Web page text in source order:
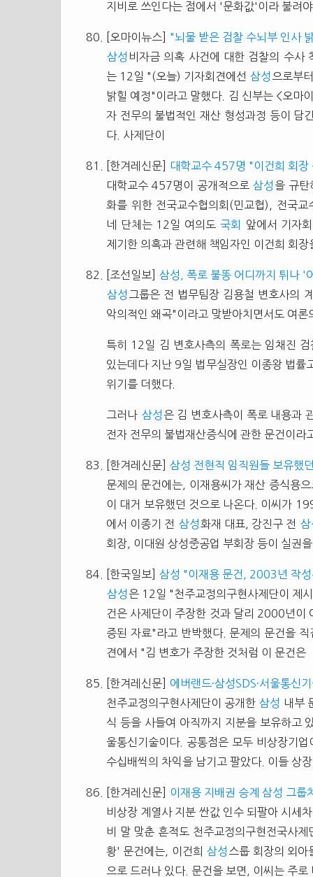
지비로 쓰인다는 점에서 '문화값'이라 불려
[오마이뉴스]
"뇌물 받은 검찰 수뇌부 인사
삼성 비자금 의혹 사건에 대한 검찰의 수사
는 12일 "(오늘) 기자회견에선 삼성 으로부
밝힐 예정"이라고 말했다. 김 신부는 <오마
자 전무의 불법적인 재산 형성과정 등이 담
다. 사제단이
[한겨레신문]
대학교수 457명 "이건희 회장
대학교수 457명이 공개적으로 삼성 을 규탄
화를 위한 전국교수협의회(민교협), 전국
네 단체는 12일 여의도 국회
앞에서 기자
제기한 의혹과 관련해 책임자인 이건희 회
[조선일보] 삼성, 폭로 불똥 어디까지 튀나 '
삼성 그룹은 전 법무팀장 김용철 변호사의
악의적인 왜곡"이라고 맞받아치면서도 여론
특히 12일 김 변호사측의 폭로는 임채진
있는데다 지난 9일 법무실장인 이종왕 법률
위기를 더했다.
그러나 삼성 은 김 변호사측이 폭로 내용과
전자 전무의 불법재산증식에 관한 문건이라
[한겨레신문] 삼성 전현직 임직원들 보유했
문제의 문건에는, 이재용씨가 재산 증식용
이 대거 보유했던 것으로 나온다. 이씨가
에서 이종기 전 삼성 화재 대표, 강진구 전 삼
회장, 이대원 상성중공업 부회장 등이 실권
[한국일보] 삼성 "이재용 문건, 2003년 작
삼성 은 12일 "천주교정의구현사제단이 제
건은 사제단이 주장한 것과 달리 2000년이
증된 자료"라고 반박했다. 문제의 문건을
견에서 "김 변호가 주장한 것처럼 이 문건은
[한겨레신문]
에버랜드·삼성SDS·서울통신
천주교정의구현사제단이 공개한 삼성 내부
식 등을 사들여 아직까지 지분을 보유하고
울통신기술이다. 공통점은 모두 비상장기
수십배씩의 차익을 남기고 팔았다. 이들 상
[한겨레신문]
이재용 지배권 승계 삼성 그룹
비상장 계열사 지분 싼값 인수 되팔아 시
비 말 맞춘 흔적도 천주교정의구현전국사
황' 문건에는, 이건희 삼성 스룹 회장의 외아
으로 드러나 있다. 문건을 보면, 이씨는 주로